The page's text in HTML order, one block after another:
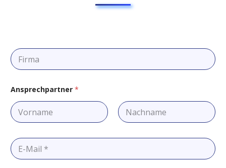
F
i
r
a
Ansprechpartner *
E
-
M